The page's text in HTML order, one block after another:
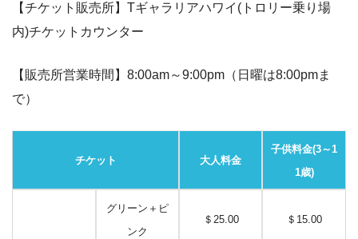
【チケット販売所】Tギャラリアハワイ(トロリー乗り場
内)チケットカウンター
【販売所営業時間】8:00am～9:00pm（日曜は8:00pmま
で）
チケット 大人料金
子供料金(3～1
1歳)
グリーン＋ピ
ンク
＄25.00 ＄15.00